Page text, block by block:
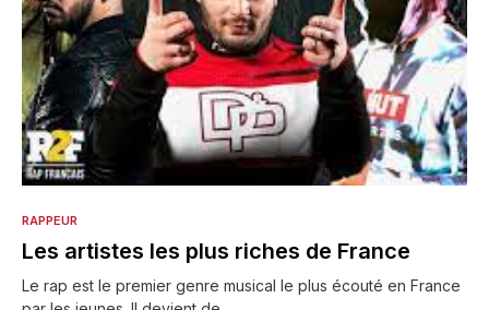
RAPPEUR
Les artistes les plus riches de France
Le rap est le premier genre musical le plus écouté en France